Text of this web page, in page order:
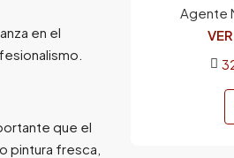
en el
que el
pintura fresca,
Agente